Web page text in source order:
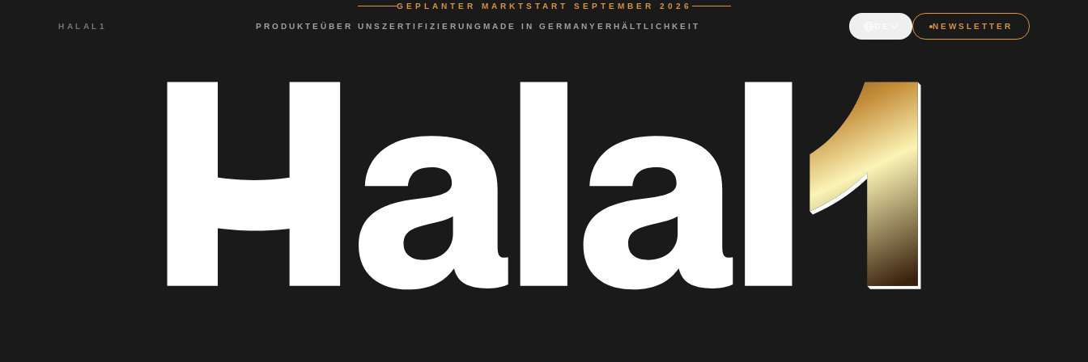
HALAL1 PRODUKTE ÜBER UNS ZERTIFIZIERUNG MADE IN GERMANY ERHÄLTLICHKEIT NEWSLETTER
GEPLANTER MARKTSTART SEPTEMBER 2026